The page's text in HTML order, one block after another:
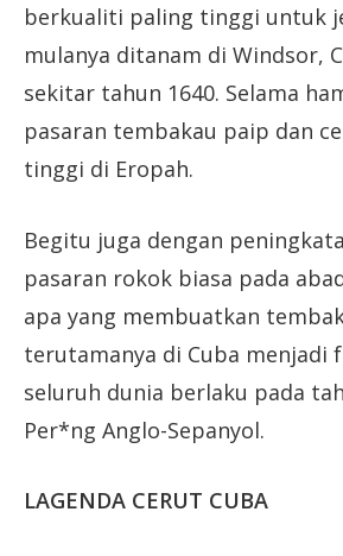
berkualiti paling tinggi untuk
mulanya ditanam di Windsor,
sekitar tahun 1640. Selama
pasaran tembakau paip dan
tinggi di Eropah.
Begitu juga dengan
pasaran rokok biasa pada
apa yang membuatkan
terutamanya di Cuba menjadi
seluruh dunia berlaku pada
Per*ng Anglo-Sepanyol.
LAGENDA CERUT CUBA